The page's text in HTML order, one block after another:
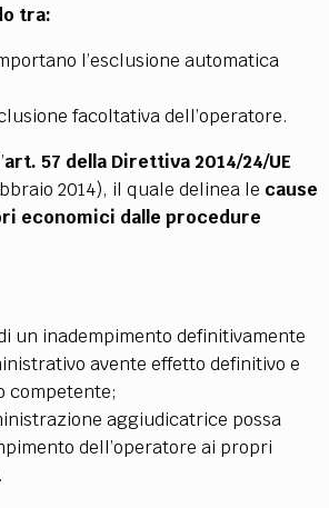
tra:
l’esclusione automatica
facoltativa dell’operatore.
art. 57 della Direttiva 2014/24/UE
2014), il quale delinea le cause
economici dalle procedure
un inadempimento definitivamente
avente effetto definitivo e
competente;
aggiudicatrice possa
dell’operatore ai propri